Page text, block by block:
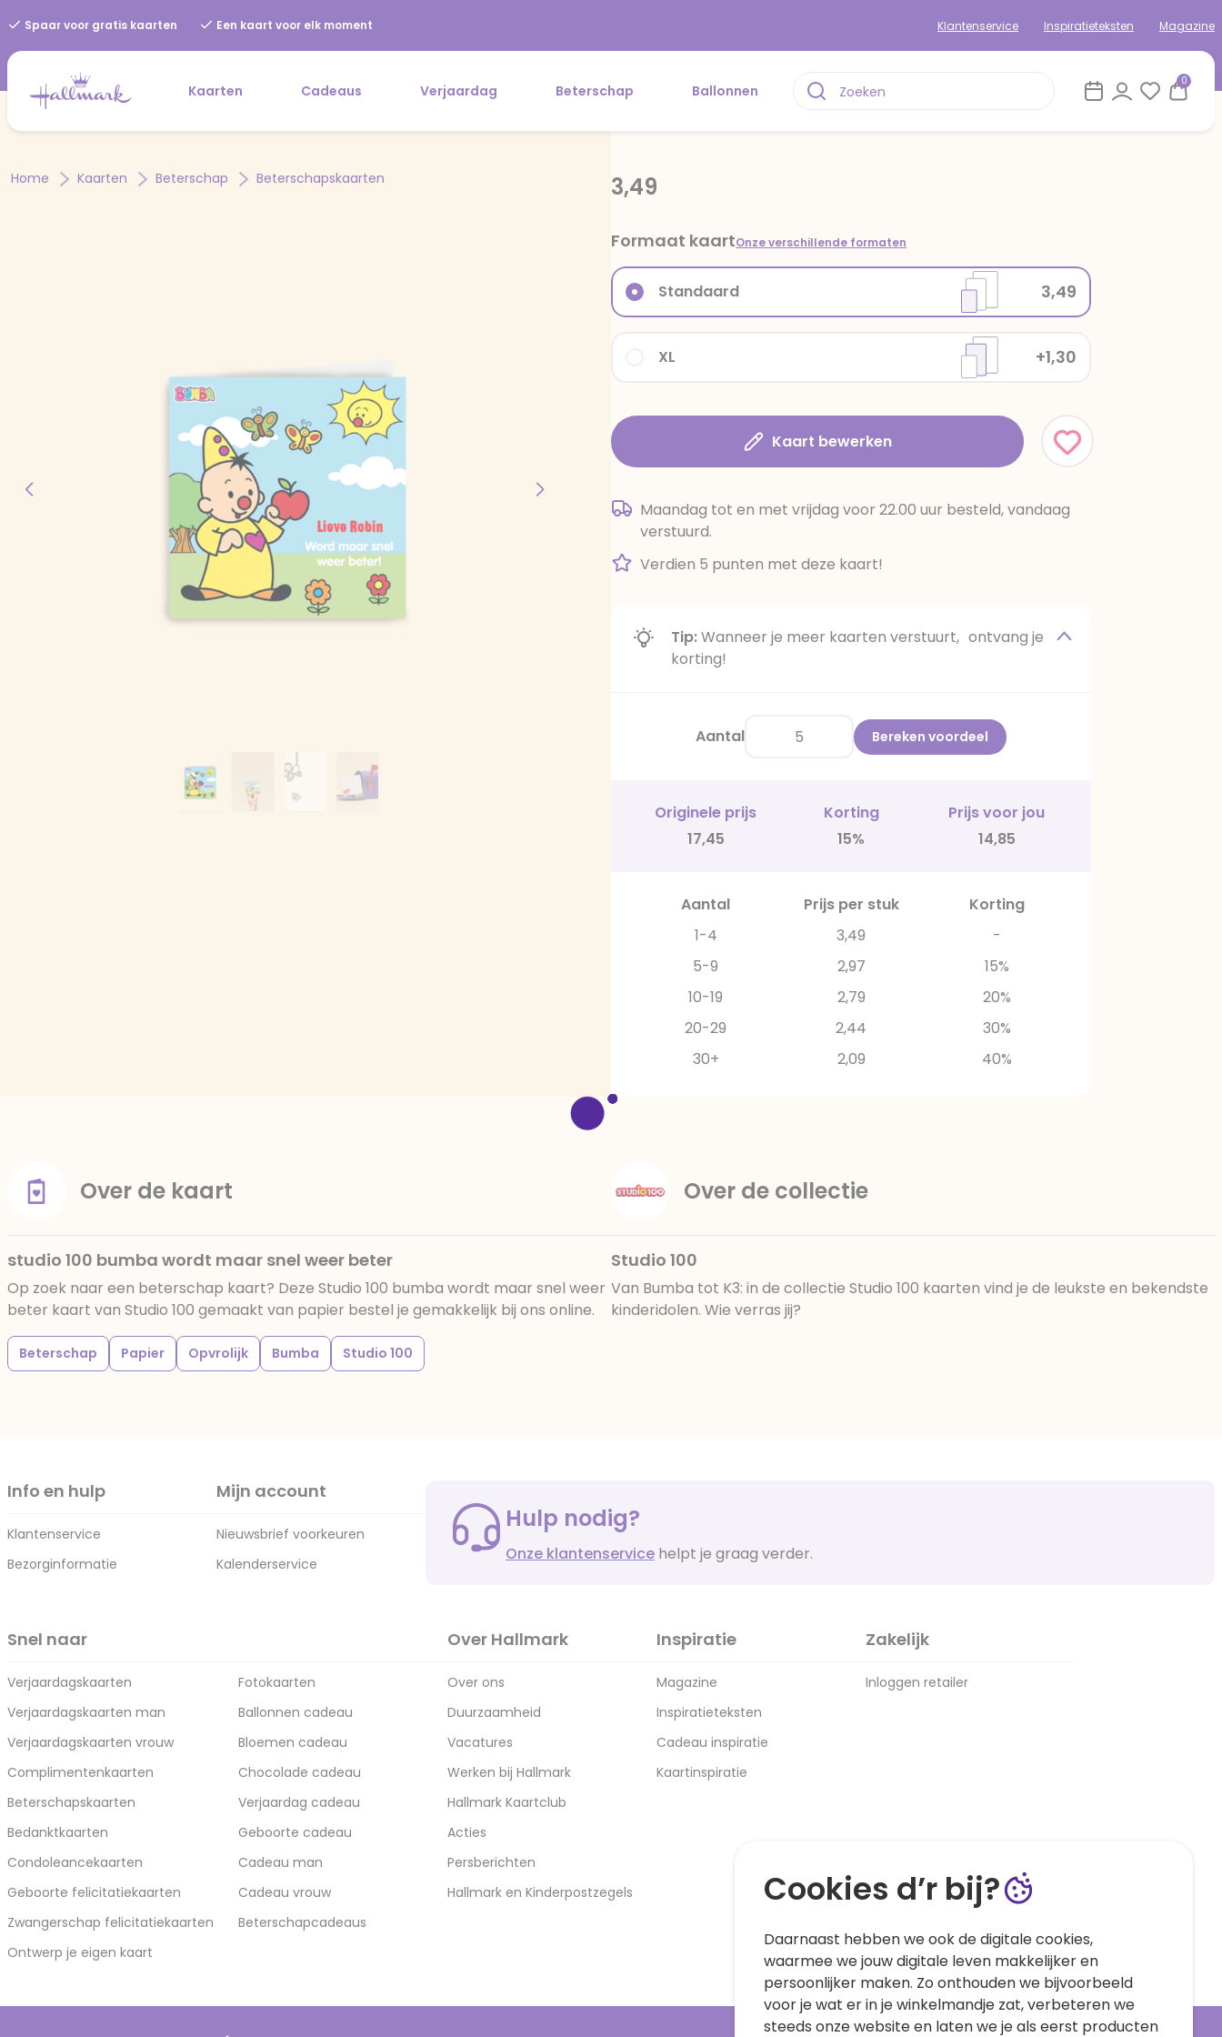
Spaar voor gratis kaarten Een kaart voor elk moment Klantenservice Inspiratieteksten Magazine
Kaarten Cadeaus Verjaardag Beterschap Ballonnen
0
Home Kaarten Beterschap Beterschapskaarten 3,49
Formaat kaartOnze verschillende formaten
XL +1,30
Standaard 3,49
Kaart bewerken
Maandag tot en met vrijdag voor 22.00 uur besteld, vandaag
verstuurd.
Verdien 5 punten met deze kaart!
Tip:Wanneer je meer kaarten verstuurt, ontvang je
korting!
Aantal Bereken voordeel
Originele prijs Korting
Prijs voor jou
17,45
15% 14,85
Aantal Prijs per stuk
Korting
1-4
3,49
-
5-9
2,97
15%
10-19
2,79
20%
20-29
2,44
30%
30+
2,09 40%
Over de kaart
studio 100 bumba wordt maar snel weer beter
Op zoek naar een beterschap kaart? Deze Studio 100 bumba wordt maar snel weer
beter kaart van Studio 100 gemaakt van papier bestel je gemakkelijk bij ons online.
Beterschap Papier Opvrolijk Bumba Studio 100
Over de collectie
Studio 100
Van Bumba tot K3: in de collectie Studio 100 kaarten vind je de leukste en bekendste
kinderidolen. Wie verras jij?
Info en hulp
Klantenservice
Bezorginformatie
Mijn account
Nieuwsbrief voorkeuren
Kalenderservice
Hulp nodig?
Onze klantenservice helpt je graag verder.
Snel naar
Verjaardagskaarten
Verjaardagskaarten man
Verjaardagskaarten vrouw
Complimentenkaarten
Beterschapskaarten
Bedanktkaarten
Condoleancekaarten
Geboorte felicitatiekaarten
Zwangerschap felicitatiekaarten
Ontwerp je eigen kaart
Fotokaarten
Ballonnen cadeau
Bloemen cadeau
Chocolade cadeau
Verjaardag cadeau
Geboorte cadeau
Cadeau man
Cadeau vrouw
Beterschapcadeaus
Over Hallmark
Over ons
Duurzaamheid
Vacatures
Werken bij Hallmark
Hallmark Kaartclub
Acties
Persberichten
Hallmark en Kinderpostzegels
Inspiratie
Magazine
Inspiratieteksten
Cadeau inspiratie
Kaartinspiratie
Zakelijk
Inloggen retailer
Cookies d’r bij?
Daarnaast hebben we ook de digitale cookies,
waarmee we jouw digitale leven makkelijker en
persoonlijker maken. Zo onthouden we bijvoorbeeld
voor je wat er in je winkelmandje zat, verbeteren we
steeds onze website en laten we je als eerst producten